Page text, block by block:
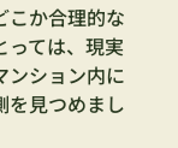
こか合理的な
っては、現実
ンション内に
を見つめまし